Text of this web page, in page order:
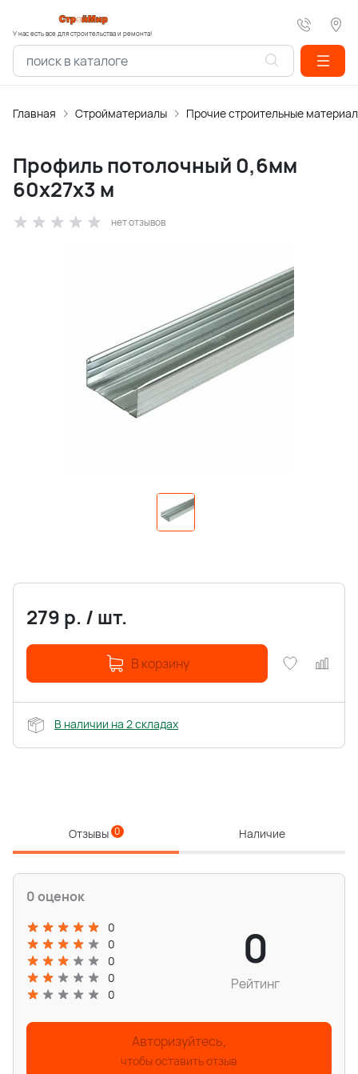
У нас есть все для строительства и ремонта!
Главная Стройматериалы Прочие строительные
Профиль потолочный 0,6мм
60х27х3 м
нет отзывов
279 р. / шт.
В корзину
В наличии на 2 складах
Отзывы 0 Наличие
0 оценок
0
0
0
0
0
0
Рейтинг
Авторизуйтесь,
чтобы оставить отзыв